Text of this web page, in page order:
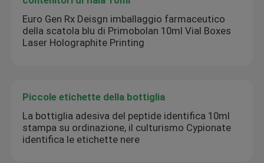
Euro Gen Rx Deisgn imballaggio farmaceutico
della scatola blu di Primobolan 10ml Vial Boxes
Laser Holographite Printing
Piccole etichette della bottiglia
La bottiglia adesiva del peptide identifica 10ml
stampa su ordinazione, il culturismo Cypionate
identifica le etichette nere